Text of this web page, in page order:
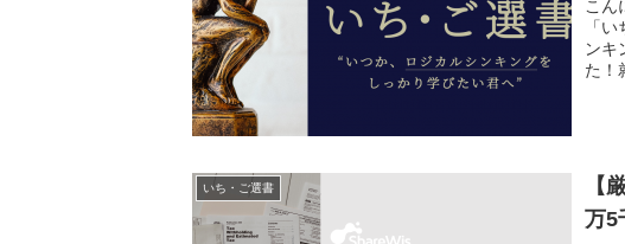
こん
「
ンキ
た！
いち・ご選書
【
万5